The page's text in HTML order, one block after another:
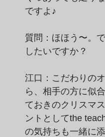
ですよ♪
質問：ほほう〜。
したいですか？
江口：こだわりの
ら、相手の方に似
ておきのクリスマ
ントとしてthe
の気持ちも一緒に